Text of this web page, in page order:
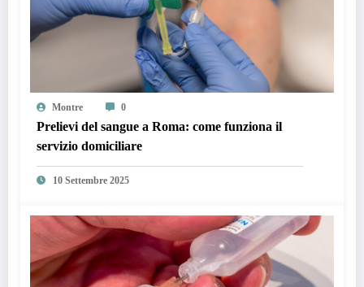
Montre 0
Prelievi del sangue a Roma: come funziona il
servizio domiciliare
10 Settembre 2025